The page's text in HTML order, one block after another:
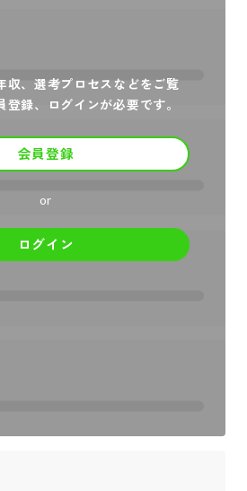
収、選考プロセスなどをご覧
登録、ログインが必要です。
会員登録
or
ログイン